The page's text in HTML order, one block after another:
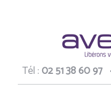
Tél :02 51 38 60 97